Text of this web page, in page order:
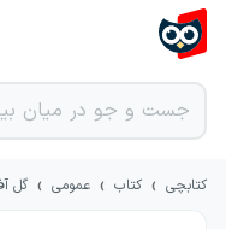
کتابچی › کتاب › عمومی › گل